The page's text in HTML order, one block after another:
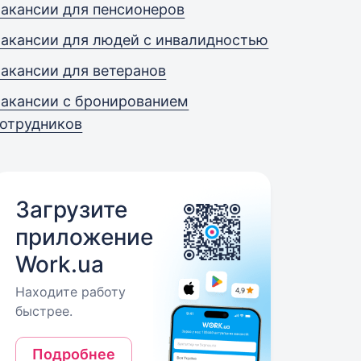
для пенсионеров
для людей с инвалидностью
для ветеранов
с бронированием
Загрузите
приложение
Work.ua
Находите работу
быстрее.
Подробнее